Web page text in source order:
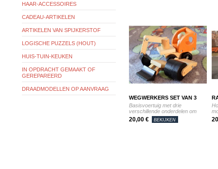
WEGWERKERS SET VAN 3
Basisvoertuig met drie
verschillende onderdelen om
20,00 € BEKIJKEN
HAAR-ACCESSOIRES
CADEAU-ARTIKELEN
ARTIKELEN VAN SPIJKERSTOF
LOGISCHE PUZZELS (HOUT)
HUIS-TUIN-KEUKEN
IN OPDRACHT GEMAAKT OF
GEREPAREERD
DRAADMODELLEN OP AANVRAAG